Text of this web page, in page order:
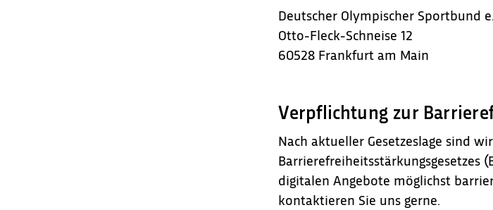
Deutscher Olympischer Sportbund
Otto-Fleck-Schneise 12
60528 Frankfurt am Main
Verpflichtung zur
Nach aktueller Gesetzeslage sind
Barrierefreiheitsstärkungsgesetzes
digitalen Angebote möglichst
kontaktieren Sie uns gerne.